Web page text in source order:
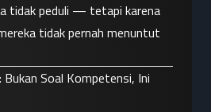
tidak peduli — tetapi karena
tidak pernah menuntut
Soal Kompetensi, Ini